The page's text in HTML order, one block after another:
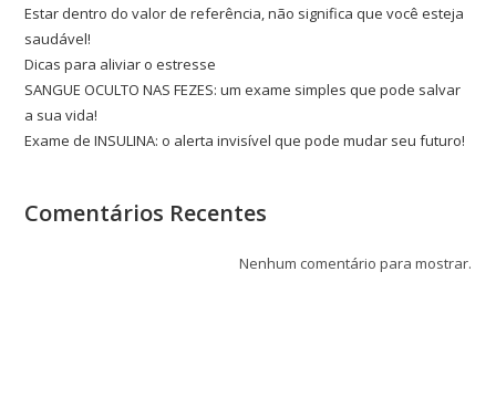
Estar dentro do valor de referência, não significa que você esteja
saudável!
Dicas para aliviar o estresse
SANGUE OCULTO NAS FEZES: um exame simples que pode salvar
a sua vida!
Exame de INSULINA: o alerta invisível que pode mudar seu futuro!
Comentários Recentes
Nenhum comentário para mostrar.